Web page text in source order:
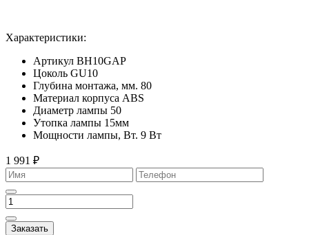
Характеристики:
Артикул BH10GAP
Цоколь GU10
Глубина монтажа, мм. 80
Материал корпуса ABS
Диаметр лампы 50
Утопка лампы 15мм
Мощности лампы, Вт. 9 Вт
1 991 ₽
Заказать